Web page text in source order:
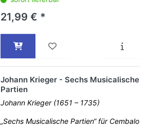
21,99 € *
Johann Krieger - Sechs Musicalische
Partien
Johann Krieger (1651 – 1735)
„Sechs Musicalische Partien“ für Cembalo